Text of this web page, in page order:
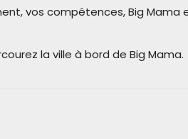
vos compétences, Big
la ville à bord de Big Mama.